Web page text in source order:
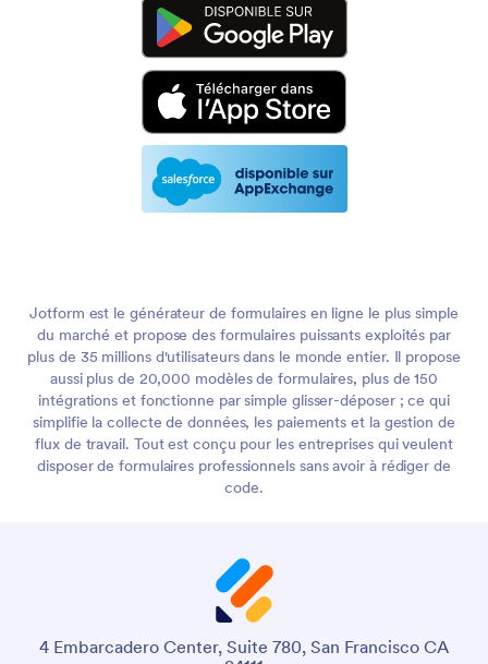
Jotform est le générateur de formulaires en ligne le plus simple
du marché et propose des formulaires puissants exploités par
plus de 35 millions d'utilisateurs dans le monde entier. Il propose
aussi plus de 20,000 modèles de formulaires, plus de 150
intégrations et fonctionne par simple glisser-déposer ; ce qui
simplifie la collecte de données, les paiements et la gestion de
flux de travail. Tout est conçu pour les entreprises qui veulent
disposer de formulaires professionnels sans avoir à rédiger de
code.
4 Embarcadero Center, Suite 780, San Francisco CA